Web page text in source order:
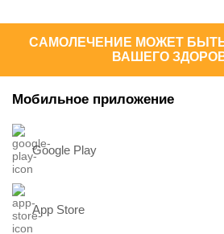
САМОЛЕЧЕНИЕ МОЖЕТ
ВАШЕГО
Мобильное приложение
Google Play
App Store